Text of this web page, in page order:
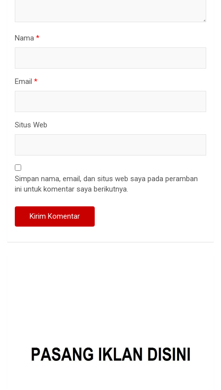
Nama *
Email *
Situs Web
Simpan nama, email, dan situs web saya pada peramban
ini untuk komentar saya berikutnya.